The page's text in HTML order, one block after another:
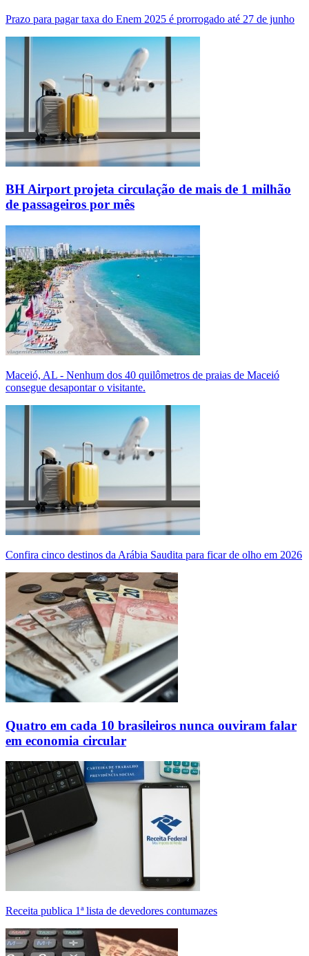
Prazo para pagar taxa do Enem 2025 é prorrogado até 27 de junho
BH Airport projeta circulação de mais de 1 milhão
de passageiros por mês
Maceió, AL - Nenhum dos 40 quilômetros de praias de Maceió
consegue desapontar o visitante.
Confira cinco destinos da Arábia Saudita para ficar de olho em 2026
Quatro em cada 10 brasileiros nunca ouviram falar
em economia circular
Receita publica 1ª lista de devedores contumazes